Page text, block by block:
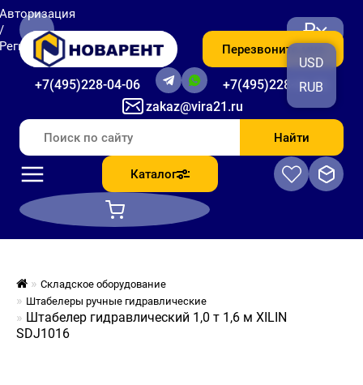
zakaz@vira21.ru
+7(495)228-04-06 +7(495)228-06-56
Перезвоните мне
₽
USD
RUB
Найти
Каталог
Складское оборудование
Штабелеры ручные гидравлические
Штабелер гидравлический 1,0 т 1,6 м XILIN
SDJ1016